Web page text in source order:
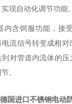
现自动化调节功能。
内含饲服功能，接
流信号转变成相对
对管道内流体的压
。
国进口不锈钢电动